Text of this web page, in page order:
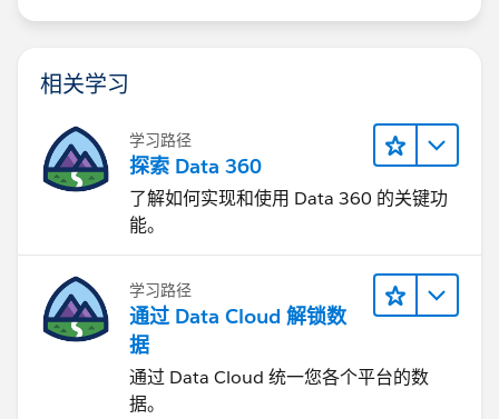
相关学习
学习路径
探索 Data 360
了解如何实现和使用 Data 360 的关键功
能。
学习路径
通过 Data Cloud 解锁数
据
通过 Data Cloud 统一您各个平台的数
据。